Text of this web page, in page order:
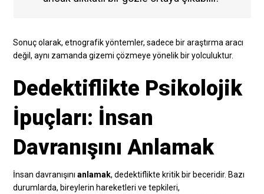
Sonuç olarak, etnografik yöntemler, sadece bir araştırma aracı
değil, aynı zamanda gizemi çözmeye yönelik bir yolculuktur.
Dedektiflikte Psikolojik
İpuçları: İnsan
Davranışını Anlamak
İnsan davranışınıanlamak, dedektiflikte kritik bir beceridir. Bazı
durumlarda, bireylerin hareketleri ve tepkileri,